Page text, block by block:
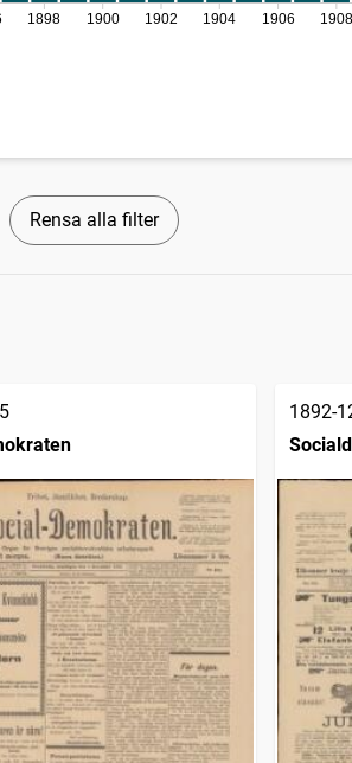
1898 1900 1902 1904 1906 1908
Rensa alla filter
1892-